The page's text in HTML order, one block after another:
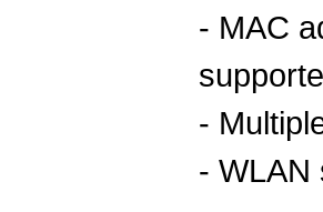
- MAC
-
- WLAN